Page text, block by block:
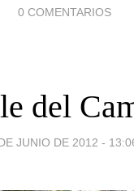
0 COMENTARIOS
del
JUNIO DE 2012 -